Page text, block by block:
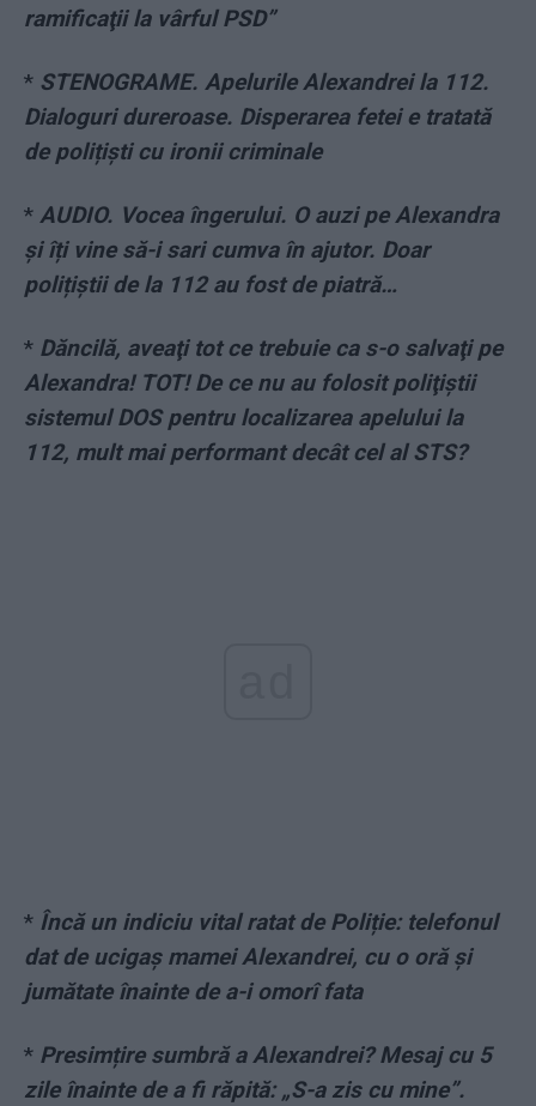
ramificaţii la vârful PSD”
* STENOGRAME. Apelurile Alexandrei la 112.
Dialoguri dureroase. Disperarea fetei e tratată
de polițiști cu ironii criminale
* AUDIO. Vocea îngerului. O auzi pe Alexandra
și îți vine să-i sari cumva în ajutor. Doar
polițiștii de la 112 au fost de piatră…
* Dăncilă, aveaţi tot ce trebuie ca s-o salvaţi pe
Alexandra! TOT! De ce nu au folosit poliţiştii
sistemul DOS pentru localizarea apelului la
112, mult mai performant decât cel al STS?
* Încă un indiciu vital ratat de Poliție: telefonul
dat de ucigaș mamei Alexandrei, cu o oră și
jumătate înainte de a-i omorî fata
* Presimțire sumbră a Alexandrei? Mesaj cu 5
zile înainte de a fi răpită: „S-a zis cu mine”.